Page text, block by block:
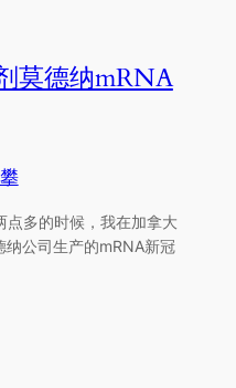
莫德纳mRNA
多的时候，我在加拿大
纳公司生产的mRNA新冠